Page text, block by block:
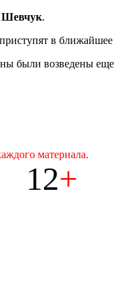
Шевчук.
в ближайшее
были возведены
материала.
12+